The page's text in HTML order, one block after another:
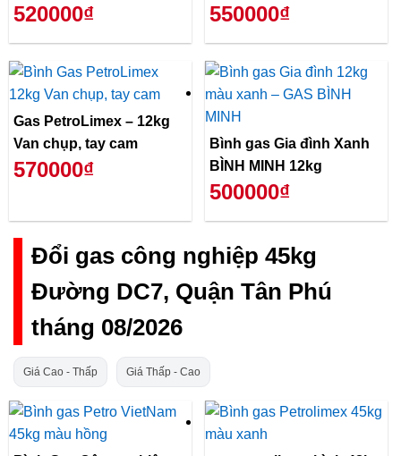
520000₫ 550000₫
Gas PetroLimex – 12kg
Van chụp, tay cam
570000₫
Bình gas Gia đình Xanh
BÌNH MINH 12kg
500000₫
Đổi gas công nghiệp 45kg
Đường DC7, Quận Tân Phú
tháng 08/2026
Giá Cao - Thấp Giá Thấp - Cao